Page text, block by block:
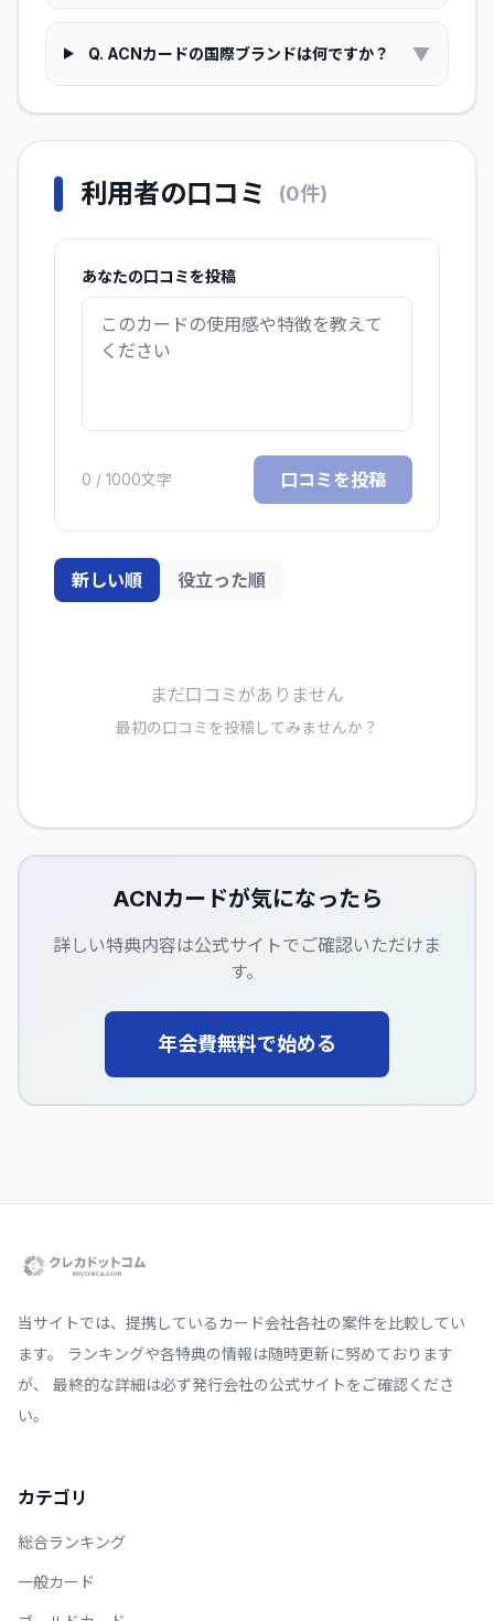
Q. ACNカードの国際ブランドは何ですか？ ▼
利用者の口コミ (0件)
あなたの口コミを投稿
0 / 1000文字 口コミを投稿
新しい順 役立った順
まだ口コミがありません
最初の口コミを投稿してみませんか？
ACNカードが気になったら
詳しい特典内容は公式サイトでご確認いただけま
す。
年会費無料で始める
当サイトでは、提携しているカード会社各社の案件を比較してい
ます。 ランキングや各特典の情報は随時更新に努めております
が、 最終的な詳細は必ず発行会社の公式サイトをご確認くださ
い。
カテゴリ
総合ランキング
一般カード